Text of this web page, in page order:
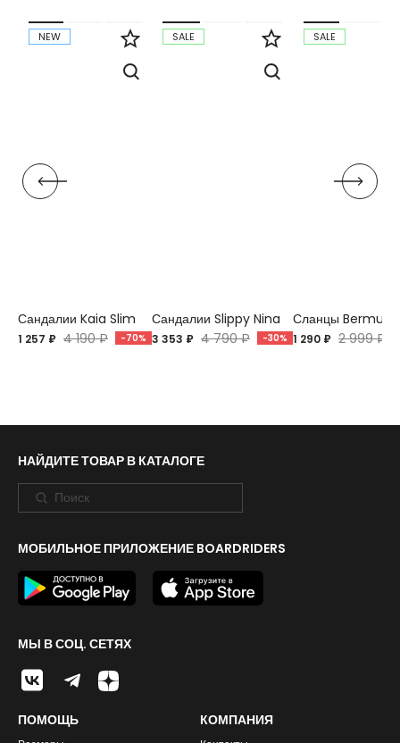
NEW
Сандалии Kaia Slim
1 257 ₽ 4 190 ₽ -70%
SALE
Сандалии Slippy Nina
3 353 ₽ 4 790 ₽ -30%
SALE
Сланцы Bermuda
1 290 ₽ 2 999 ₽
НАЙДИТЕ ТОВАР В КАТАЛОГЕ
МОБИЛЬНОЕ ПРИЛОЖЕНИЕ BOARDRIDERS
МЫ В СОЦ. СЕТЯХ
ПОМОЩЬ КОМПАНИЯ